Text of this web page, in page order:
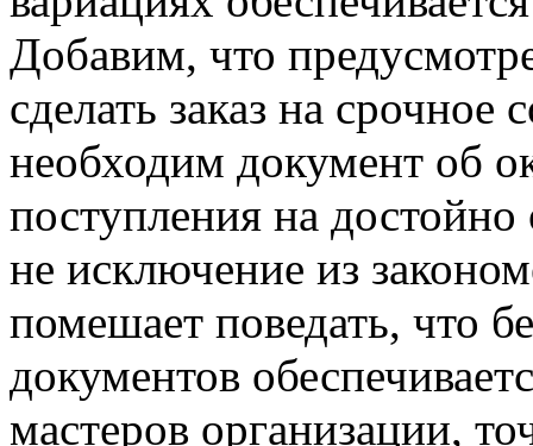
Добавим, что
сделать заказ на срочное
необходим документ об
поступления на
не исключение из
помешает поведать, что
документов
мастеров организации,